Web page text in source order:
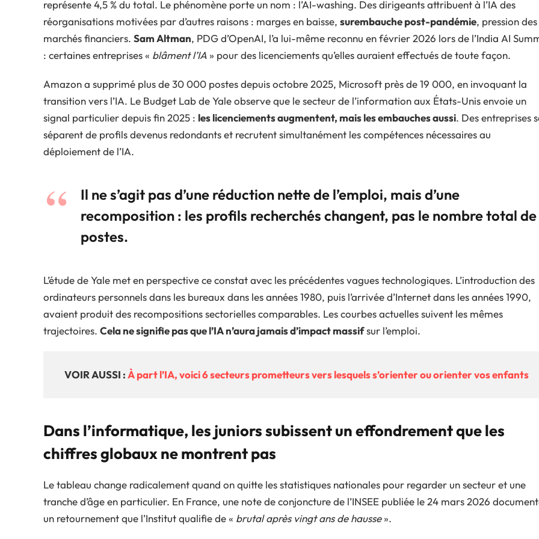
représente 4,5 % du total. Le phénomène porte un nom : l’AI-washing. Des dirigeants attribuent à l’IA des
réorganisations motivées par d’autres raisons : marges en baisse, surembauche post-pandémie, pression des
marchés financiers. Sam Altman, PDG d’OpenAI, l’a lui-même reconnu en février 2026 lors de l’India AI
: certaines entreprises « blâment l’IA » pour des licenciements qu’elles auraient effectués de toute façon.
Amazon a supprimé plus de 30 000 postes depuis octobre 2025, Microsoft près de 19 000, en invoquant la
transition vers l’IA. Le Budget Lab de Yale observe que le secteur de l’information aux États-Unis envoie un
signal particulier depuis fin 2025 : les licenciements augmentent, mais les embauches aussi. Des entreprises
séparent de profils devenus redondants et recrutent simultanément les compétences nécessaires au
déploiement de l’IA.
Il ne s’agit pas d’une réduction nette de l’emploi, mais d’une
recomposition : les profils recherchés changent, pas le nombre total de
postes.
L’étude de Yale met en perspective ce constat avec les précédentes vagues technologiques. L’introduction des
ordinateurs personnels dans les bureaux dans les années 1980, puis l’arrivée d’Internet dans les années 1990,
avaient produit des recompositions sectorielles comparables. Les courbes actuelles suivent les mêmes
trajectoires. Cela ne signifie pas que l’IA n’aura jamais d’impact massifsur l’emploi.
VOIR AUSSI :À part l’IA, voici 6 secteurs prometteurs vers lesquels s’orienter ou orienter vos enfants
Dans l’informatique, les juniors subissent un effondrement que les
chiffres globaux ne montrent pas
Le tableau change radicalement quand on quitte les statistiques nationales pour regarder un secteur et une
tranche d’âge en particulier. En France, une note de conjoncture de l’INSEE publiée le 24 mars 2026
un retournement que l’Institut qualifie de « brutal après vingt ans de hausse».